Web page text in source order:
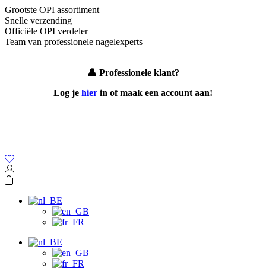
Grootste OPI assortiment
Snelle verzending
Officiële OPI verdeler
Team van professionele nagelexperts
👤 Professionele klant?
Log je hier in of maak een account aan!